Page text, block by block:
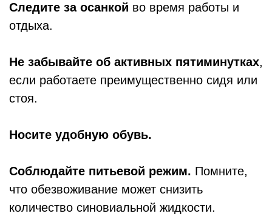
Следите за осанкой во время работы и
отдыха.
Не забывайте об активных пятиминутках,
если работаете преимущественно сидя или
стоя.
Носите удобную обувь.
Соблюдайте питьевой режим. Помните,
что обезвоживание может снизить
количество синовиальной жидкости.